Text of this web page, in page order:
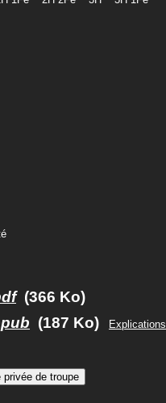
(366 Ko)
(187 Ko)
Explications